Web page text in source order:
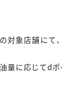
象店舗にて
量に応じてd